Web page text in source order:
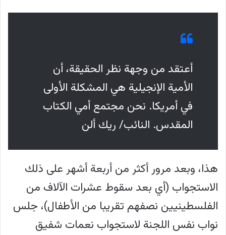
أعتقد من وجهة نظر الحقيقة، أن
الأمية الإنجيلية هي المشكلة الأولى
في أمريكا. نحن مجتمع أمي الكتاب
المقدس. النائب/ ريك ألن
هذا، وبعد مرور أكثر من أربعة أشهر على ذلك
الاستجواب (أي بعد سقوط عشرات الآلاف من
الفلسطينيين نصفهم تقريبا من الأطفال)، جلس
نواب نفس اللجنة لاستجواب نعمات شفيق